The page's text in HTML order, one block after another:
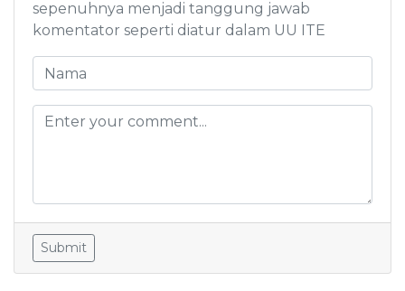
sepenuhnya menjadi tanggung jawab
komentator seperti diatur dalam UU ITE
Submit